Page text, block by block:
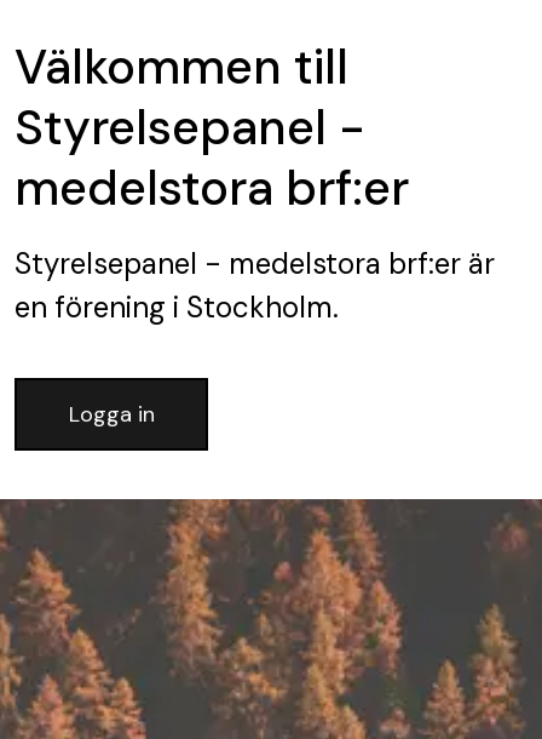
Välkommen till
Styrelsepanel -
medelstora brf:er
Styrelsepanel - medelstora brf:er är
en förening i Stockholm.
Logga in